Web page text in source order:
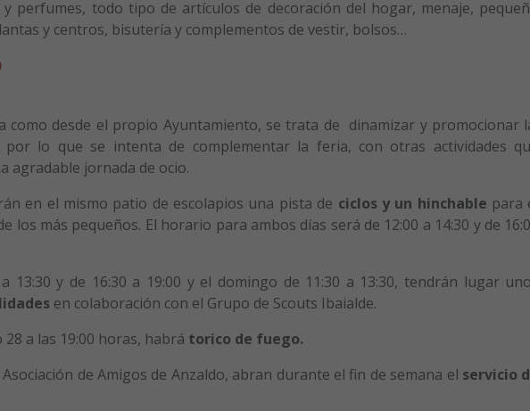
perfumes, todo tipo de artículos de decoración del hogar, menaje,
y centros, bisutería y complementos de vestir, bolsos…
como desde el propio Ayuntamiento, se trata de dinamizar y promocionar
por lo que se intenta de complementar la feria, con otras actividades
agradable jornada de ocio.
en el mismo patio de escolapios una pista de ciclos y un hinchable para
los más pequeños. El horario para ambos días será de 12:00 a 14:30 y de
13:30 y de 16:30 a 19:00 y el domingo de 11:30 a 13:30, tendrán lugar
en colaboración con el Grupo de Scouts Ibaialde.
a las 19:00 horas, habrá torico de fuego.
de Amigos de Anzaldo, abran durante el fin de semana el servicio